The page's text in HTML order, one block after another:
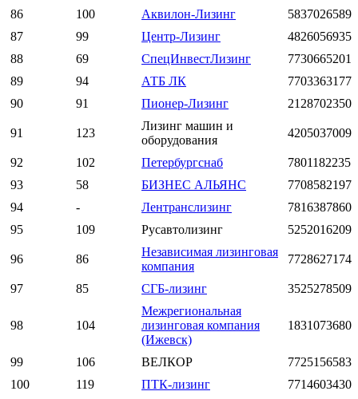
86
100 Аквилон-Лизинг
5837026589
87
99 Центр-Лизинг
4826056935
88
69 СпецИнвестЛизинг
7730665201
89
94 АТБ ЛК
7703363177
90
91 Пионер-Лизинг 2128702350
91 123
Лизинг машин и
оборудования
4205037009
92 102 Петербургснаб
7801182235
93
58 БИЗНЕС АЛЬЯНС
7708582197
94
- Лентранслизинг
7816387860
95
109 Русавтолизинг 5252016209
96 86
Независимая лизинговая
компания
7728627174
97 85 СГБ-лизинг 3525278509
98 104
Межрегиональная
лизинговая компания
(Ижевск)
1831073680
99 106 ВЕЛКОР
7725156583
100
119 ПТК-лизинг
7714603430